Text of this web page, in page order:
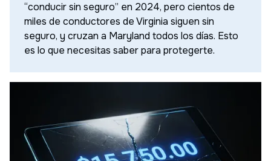
“conducir sin seguro” en 2024, pero cientos de
miles de conductores de Virginia siguen sin
seguro, y cruzan a Maryland todos los días. Esto
es lo que necesitas saber para protegerte.